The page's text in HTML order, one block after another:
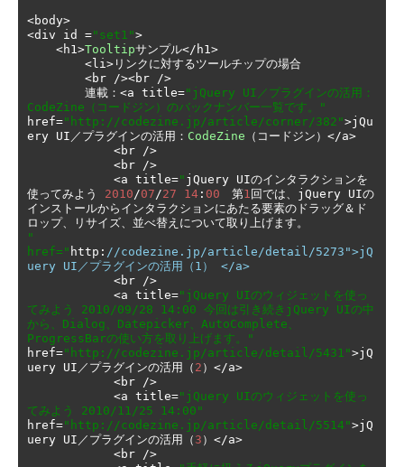
<body>
<div id ="set1">
<h1>Tooltipサンプル</ h1>
< li>リンクに対するツールチップの場合
<br /><br />
連載：<a title="jQuery UI／プラグインの活用：
CodeZine（コードジン）のバックナンバー一覧です。"
href="http://codezine.jp/article/corner/382">jQu
ery UI ／プラグインの活用： CodeZine （コードジン）</a>
<br />
<br />
<a title=" jQuery UIのインタラクションを
使ってみよう
2010/07/27 14 : 00 第1 回では、 jQuery UIの
インストールからインタラクションにあたる要素のドラッグ＆ド
ロップ、リサイズ、並べ替えについて取り上げます。
"
href=" http : //codezine.jp/article/detail/5273">jQ
uery UI／プラグインの活用（1） </a>
<br />
<a title="jQuery UIのウィジェットを使っ
てみよう 2010/09/28 14:00 今回は引き続きjQuery UIの中
から、Dialog、Datepicker、AutoComplete、
ProgressBarの使い方を取り上げます。"
href="http://codezine.jp/article/detail/5431">jQ
uery UI ／プラグインの活用（ 2 ）</a>
<br />
<a title="jQuery UIのウィジェットを使っ
てみよう 2010/11/25 14:00"
href="http://codezine.jp/article/detail/5514">jQ
uery UI ／プラグインの活用（ 3 ）</a>
<br />